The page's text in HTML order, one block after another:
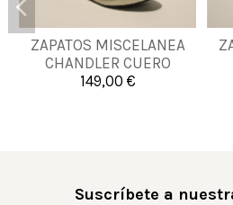
ZAPATOS MISCELANEA
CHANDLER CUERO
149,00 €
39 40 42
43
45
Suscríbete a